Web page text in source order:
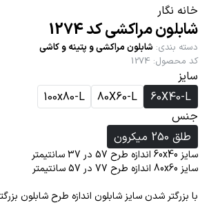
خانه نگار
شابلون مراکشی کد 1274
دسته بندی: شابلون مراکشی و پتینه و کاشی
کد محصول:
1274
سایز
60X40-L
80X60-L
100x80-L
جنس
طلق 250 میکرون
سایز 60x40 اندازه طرح 57 در 37 سانتیمتر
سایز 80x60 اندازه طرح 77 در 57 سانتیمتر
با بزرگتر شدن سایز شابلون اندازه طرح شابلون